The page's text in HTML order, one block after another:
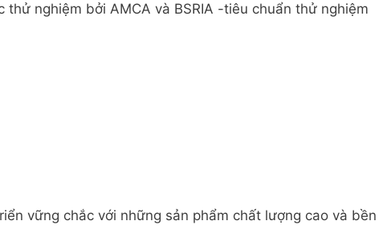
nghiệm bởi AMCA và BSRIA -tiêu chuẩn thử nghiệm
vững chắc với những sản phẩm chất lượng cao và bền